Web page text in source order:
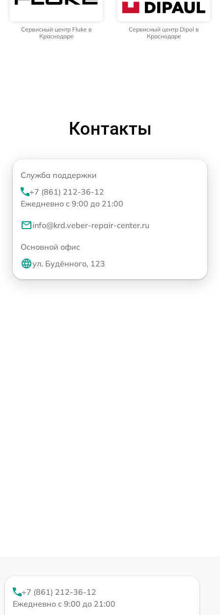
Сервисный центр Fluke в
Краснодаре
Сервисный центр Dipol в
Краснодаре
Контакты
Служба поддержки
+7 (861) 212-36-12
Ежедневно с 9:00 до 21:00
info@krd.veber-repair-center.ru
Основной офис
ул. Будённого, 123
+7 (861) 212-36-12
Ежедневно с 9:00 до 21:00